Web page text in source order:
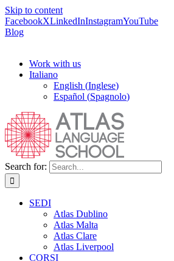
Skip to content
FacebookXLinkedInInstagramYouTube
Blog
Work with us
Italiano
English (Inglese)
Español (Spagnolo)
Search for:
SEDI
Atlas Dublino
Atlas Malta
Atlas Clare
Atlas Liverpool
CORSI